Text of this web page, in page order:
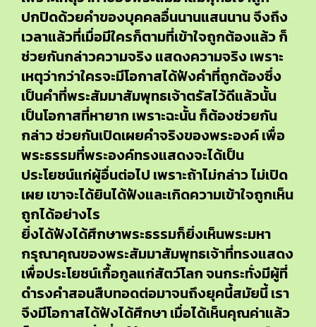
ปกปิดด้วยคำของบุคคลอื่นนานแสนนาน จึงถึง
เวลาแล้วที่เมื่อมีใครก็ตามที่เข้าใจถูกต้องแล้ว ก็
ช่วยกันกล่าวความจริง แสดงความจริง เพราะ
เหตุว่ากว่าใครจะมีโอกาสได้ฟังคำที่ถูกต้องซึ่ง
เป็นคำที่พระสัมมาสัมพุทธเจ้าตรัสไว้ดีแล้วนั้น
เป็นโอกาสที่หายาก เพราะฉะนั้น ก็ต้องช่วยกัน
กล่าว ช่วยกันเปิดเผยคำจริงของพระองค์ เพื่อ
พระธรรมที่พระองค์ทรงแสดงจะได้เป็น
ประโยชน์แก่ผู้อื่นต่อไป เพราะถ้าไม่กล่าว ไม่เปิด
เผย เขาจะได้ยินได้ฟังและเกิดความเข้าใจถูกเห็น
ถูกได้อย่างไร
ยิ่งได้ฟังได้ศึกษาพระธรรมก็ยิ่งเห็นพระมหา
กรุณาคุณของพระสัมมาสัมพุทธเจ้าที่ทรงแสดง
เพื่อประโยชน์เกื้อกูลแก่สัตว์โลก จนกระทั่งมีผู้ที่
ดำรงคำสอนสืบทอดต่อมาจนถึงยุคนี้สมัยนี้ เรา
จึงมีโอกาสได้ฟังได้ศึกษา เมื่อได้เห็นคุณค่าแล้ว